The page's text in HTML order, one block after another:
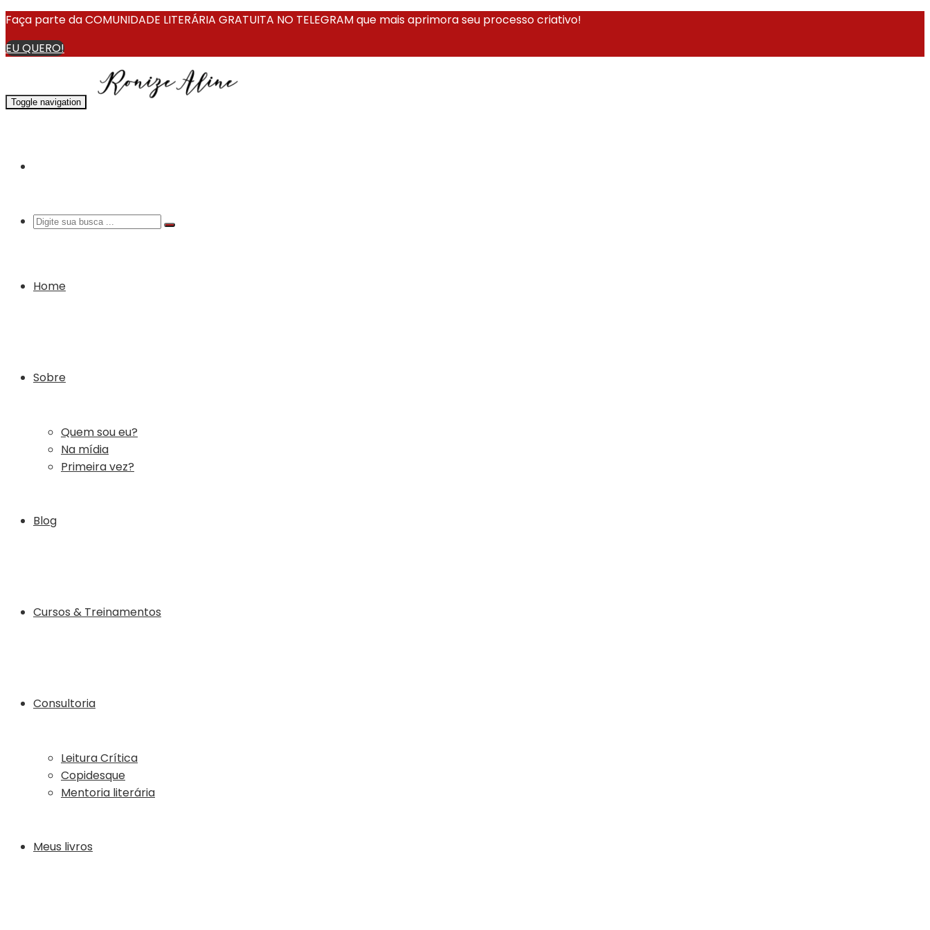
Faça parte da COMUNIDADE LITERÁRIA GRATUITA NO TELEGRAM que mais aprimora seu processo criativo!
EU QUERO!
Toggle navigation
Home
Sobre
Quem sou eu?
Na mídia
Primeira vez?
Blog
Cursos & Treinamentos
Consultoria
Leitura Crítica
Copidesque
Mentoria literária
Meus livros